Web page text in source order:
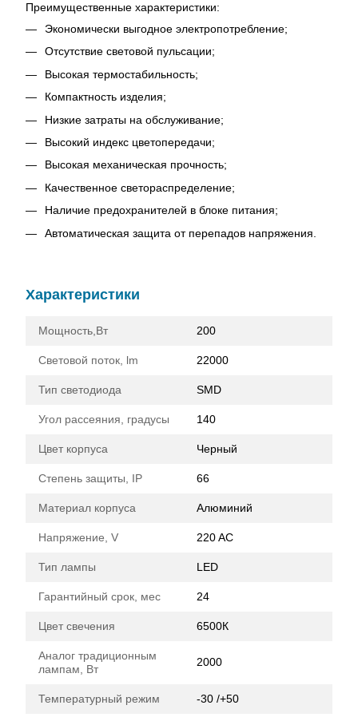
Преимущественные характеристики:
Экономически выгодное электропотребление;
Отсутствие световой пульсации;
Высокая термостабильность;
Компактность изделия;
Низкие затраты на обслуживание;
Высокий индекс цветопередачи;
Высокая механическая прочность;
Качественное светораспределение;
Наличие предохранителей в блоке питания;
Автоматическая защита от перепадов напряжения.
Характеристики
Мощность,Вт 200
Световой поток, lm 22000
Тип светодиода SMD
Угол рассеяния, градусы 140
Цвет корпуса Черный
Степень защиты, IP 66
Материал корпуса Алюминий
Напряжение, V 220 AC
Тип лампы LED
Гарантийный срок, мес 24
Цвет свечения 6500К
Аналог традиционным
лампам, Вт
2000
Температурный режим -30 /+50